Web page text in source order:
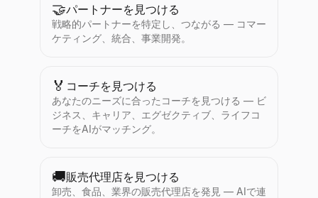
🤝パートナーを見つける
戦略的パートナーを特定し、つながる — コマー
ケティング、統合、事業開発。
🏅 コーチを見つける
あなたのニーズに合ったコーチを見つける — ビ
ジネス、キャリア、エグゼクティブ、ライフコ
ーチをAIがマッチング。
🚚販売代理店を見つける
卸売、食品、業界の販売代理店を発見 — AIで連